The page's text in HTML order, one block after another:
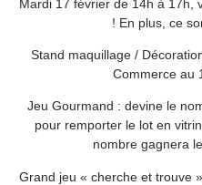
Mardi 17 février de 14h à 17h,
! En plus, ce
Stand maquillage /
Commerce au
Jeu Gourmand : devine le
pour remporter le lot en
nombre gagnera
Grand jeu « cherche et trouve